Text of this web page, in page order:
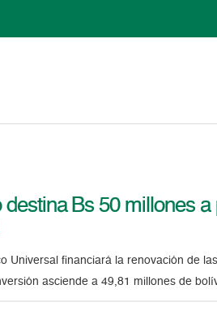
destina Bs 50 millones
Universal financiará la renovación de
asciende a 49,81 millones de